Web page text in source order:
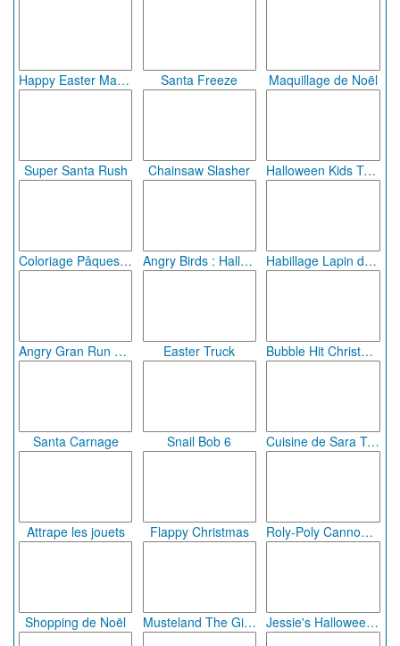
Happy Easter Mahjong Santa Freeze Maquillage de Noël
Super Santa Rush Chainsaw Slasher Halloween Kids Treat
Coloriage Pâques Garçon Angry Birds : Halloween Adventure Habillage Lapin de Pâques
Angry Gran Run Halloween Easter Truck Bubble Hit Christmas
Santa Carnage Snail Bob 6 Cuisine de Sara Tartelettes de Noël
Attrape les jouets Flappy Christmas Roly-Poly Cannon : Bloody Monsters (pack 2)
Shopping de Noël Musteland The Gift Shop Jessie's Halloween Pumpkin Carvin